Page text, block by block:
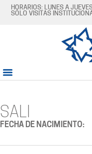
HORARIOS: LUNES A
SÓLO VISITAS
SALI
FECHA DE NACIMIENTO: